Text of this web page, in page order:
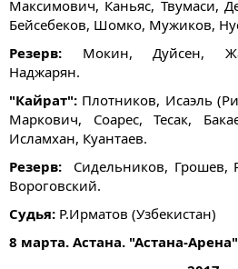
Максимович, Каньяс, Твумаси,
Бейсебеков, Шомко, Мужиков,
Резерв: Мокин, Дуйсен,
Наджарян.
"Кайрат": Плотников, Исаэль
Маркович, Соарес, Тесак,
Исламхан, Куантаев.
Резерв:
Сидельников, Грошев,
Вороговский.
Судья: Р.Ирматов (Узбекистан)
8 марта. Астана. "Астана-